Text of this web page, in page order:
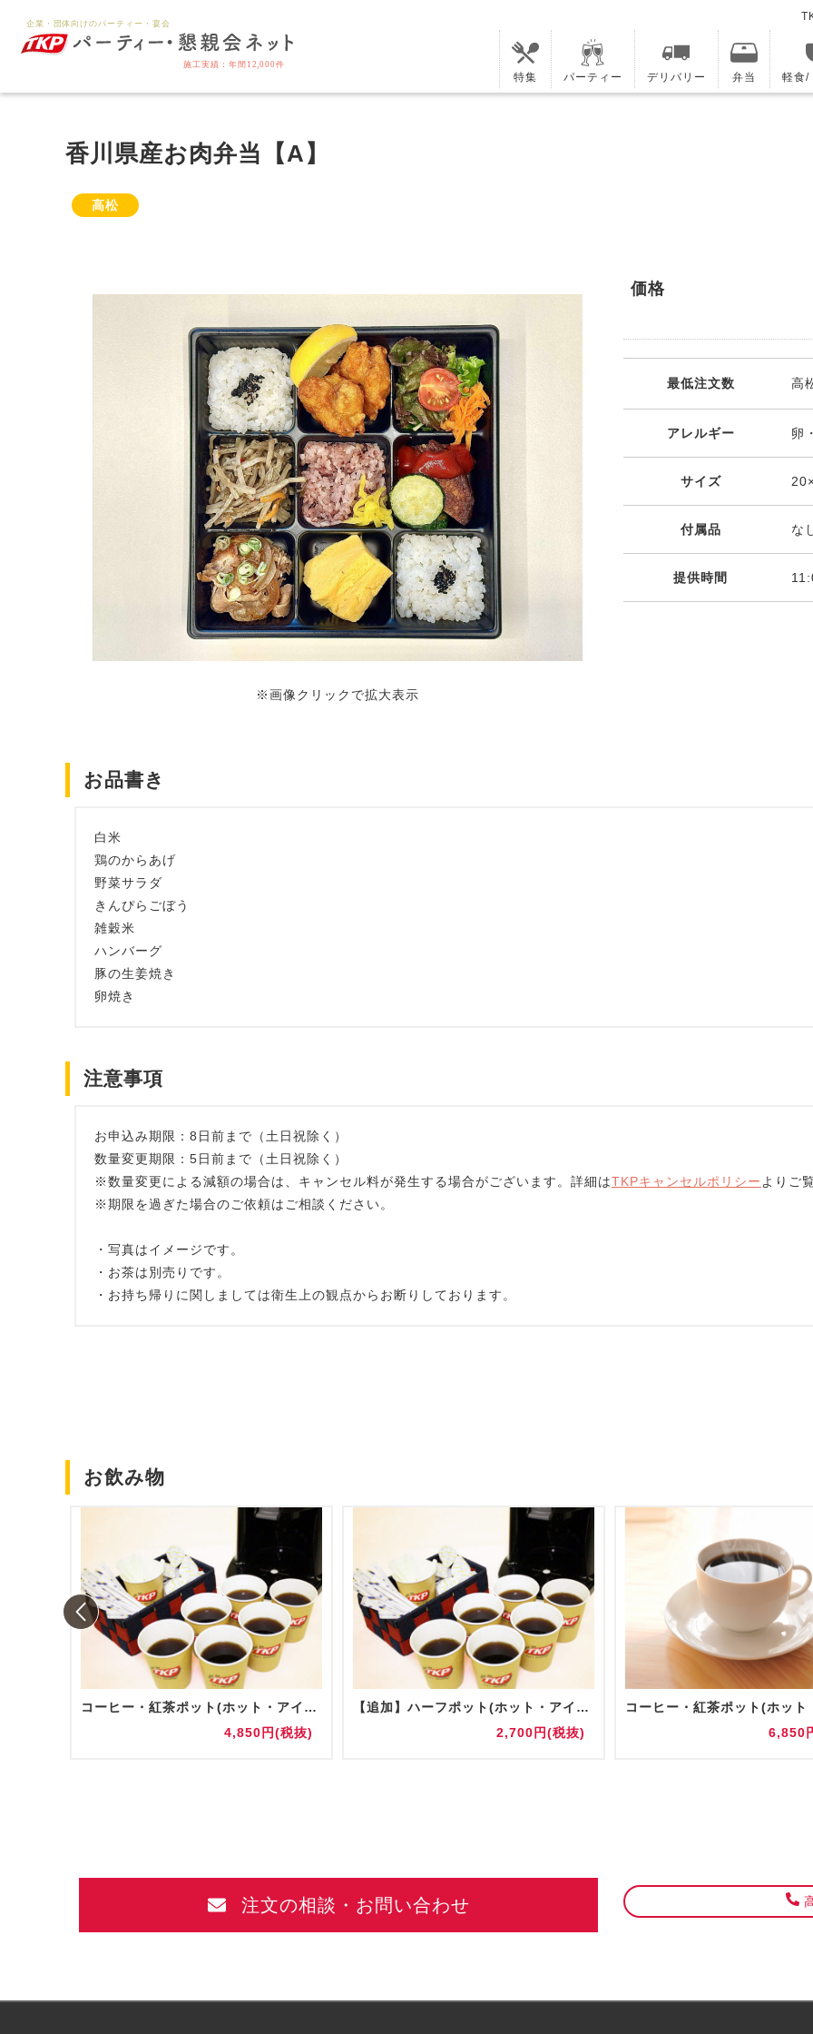
特集 パーティー デリバリー 弁当 軽食/
香川県産お肉弁当【A】
高松
※画像クリックで拡大表示
価格
最低注文数 高
アレルギー 卵
サイズ
付属品 な
提供時間
お品書き
白米
鶏のからあげ
野菜サラダ
きんぴらごぼう
雑穀米
ハンバーグ
豚の生姜焼き
卵焼き
注意事項
お申込み期限：8日前まで（土日祝除く）
数量変更期限：5日前まで（土日祝除く）
※数量変更による減額の場合は、キャンセル料が発生する場合がございます。詳細はTKPキャンセルポリシーよりご
※期限を過ぎた場合のご依頼はご相談ください。
・写真はイメージです。
・お茶は別売りです。
・お持ち帰りに関しましては衛生上の観点からお断りしております。
お飲み物
コーヒー・紅茶ポット(ホット・アイス)
4,850円(税抜)
【追加】ハーフポット(ホット・アイス)
2,700円(税抜)
6,850
注文の相談・お問い合わせ